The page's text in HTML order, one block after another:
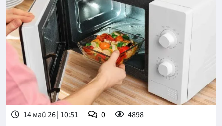
14 май 26 | 10:51 0 4898